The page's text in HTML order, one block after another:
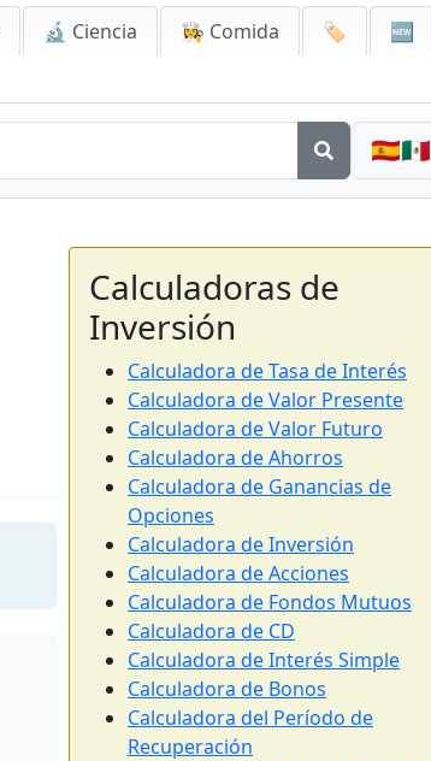
🔬 Ciencia 👩‍🍳 Comida 🏷️
🆕
🇪🇸🇲🇽
Calculadoras de
Inversión
Calculadora de Tasa de Interés
Calculadora de Valor Presente
Calculadora de Valor Futuro
Calculadora de Ahorros
Calculadora de Ganancias de
Opciones
Calculadora de Inversión
Calculadora de Acciones
Calculadora de Fondos Mutuos
Calculadora de CD
Calculadora de Interés Simple
Calculadora de Bonos
Calculadora del Período de
Recuperación